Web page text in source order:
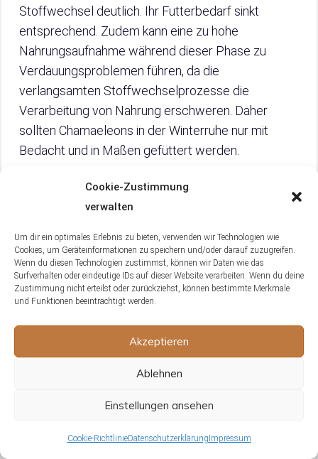
Cookie-Zustimmung
verwalten
Um dir ein optimales Erlebnis zu bieten, verwenden wir Technologien wie
Cookies, um Geräteinformationen zu speichern und/oder darauf zuzugreifen.
Wenn du diesen Technologien zustimmst, können wir Daten wie das
Surfverhalten oder eindeutige IDs auf dieser Website verarbeiten. Wenn du deine
Zustimmung nicht erteilst oder zurückziehst, können bestimmte Merkmale
und Funktionen beeinträchtigt werden.
Akzeptieren
Ablehnen
Einstellungen ansehen
Cookie-RichtlinieDatenschutzerklärung Impressum
Stoffwechsel deutlich. Ihr Futterbedarf sinkt
entsprechend. Zudem kann eine zu hohe
Nahrungsaufnahme während dieser Phase zu
Verdauungsproblemen führen, da die
verlangsamten Stoffwechselprozesse die
Verarbeitung von Nahrung erschweren. Daher
sollten Chamaeleons in der Winterruhe nur mit
Bedacht und in Maßen gefüttert werden.
Für gewöhnlich reicht es, wenn Du Deinem
Chamaeleon alle paar Tage kleine Portionen an
Nahrung anbietest. Das kann beispielsweise aus
Heimchen, Mehlwürmern oder anderen geeigneten
Nahrungstieren bestehen. Die Nahrung sollte dabei
stets von hoher Qualität sein und ein
ausgewogenes Nährstoffprofil aufweisen.
Es ist von besonderer Bedeutung, dass Du die
Fütterung auf das jeweilige Tier individuell
ihrer Winterruhe gar kein Futter aufnehmen,